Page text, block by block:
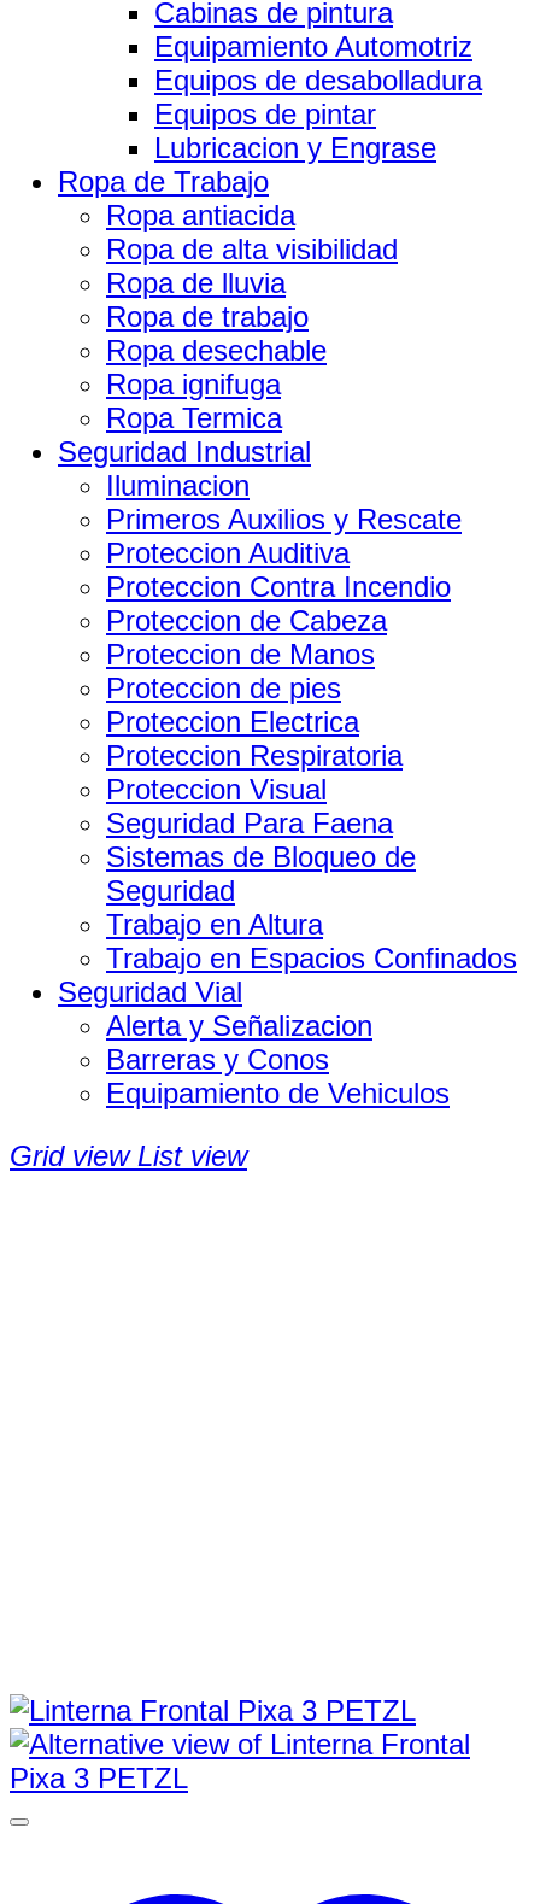
Cabinas de pintura
Equipamiento Automotriz
Equipos de desabolladura
Equipos de pintar
Lubricacion y Engrase
Ropa de Trabajo
Ropa antiacida
Ropa de alta visibilidad
Ropa de lluvia
Ropa de trabajo
Ropa desechable
Ropa ignifuga
Ropa Termica
Seguridad Industrial
Iluminacion
Primeros Auxilios y Rescate
Proteccion Auditiva
Proteccion Contra Incendio
Proteccion de Cabeza
Proteccion de Manos
Proteccion de pies
Proteccion Electrica
Proteccion Respiratoria
Proteccion Visual
Seguridad Para Faena
Sistemas de Bloqueo de
Seguridad
Trabajo en Altura
Trabajo en Espacios Confinados
Seguridad Vial
Alerta y Señalizacion
Barreras y Conos
Equipamiento de Vehiculos
Grid view List view